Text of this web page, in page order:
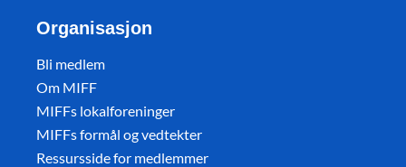
Organisasjon
Bli medlem
Om MIFF
MIFFs lokalforeninger
MIFFs formål og vedtekter
Ressursside for medlemmer